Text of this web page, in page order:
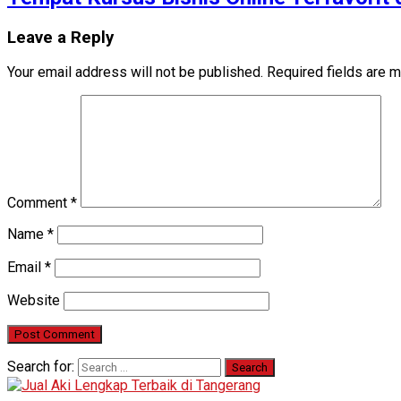
Leave a Reply
Your email address will not be published. Required fields are
Comment *
Name *
Email *
Website
Search for: